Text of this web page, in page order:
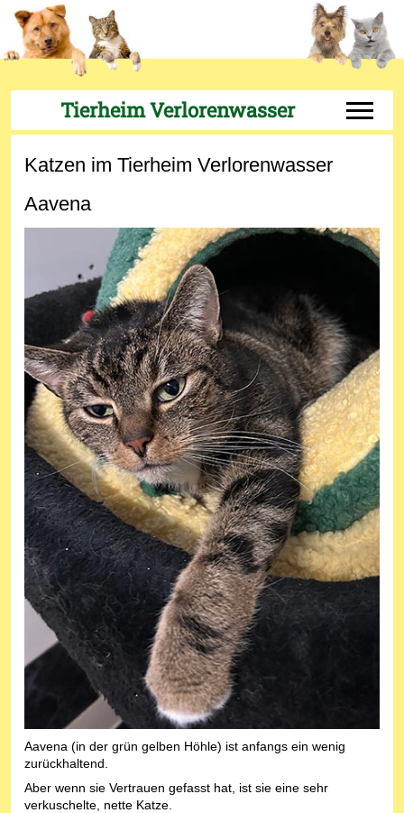
Tierheim Verlorenwasser Off-
Katzen im Tierheim Verlorenwasser
Aavena
Aavena (in der grün gelben Höhle) ist anfangs ein wenig
zurückhaltend.
Aber wenn sie Vertrauen gefasst hat, ist sie eine sehr
verkuschelte, nette Katze.